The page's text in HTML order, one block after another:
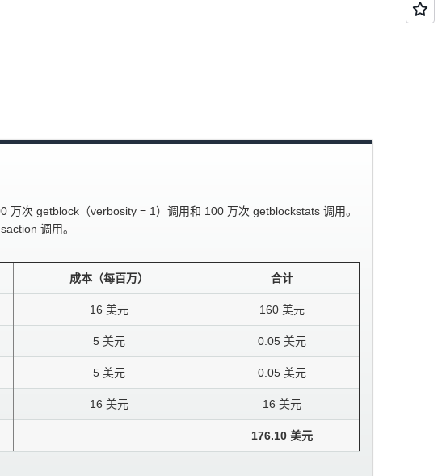
次 getblock（verbosity = 1）调用和 100 万次 getblockstats 调用。
调用。
成本（每百万） 合计
16 美元 160 美元
5 美元 0.05 美元
5 美元 0.05 美元
16 美元 16 美元
176.10 美元